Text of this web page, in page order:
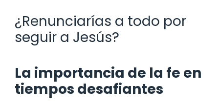
¿Renunciarías a todo por
seguir a Jesús?
La importancia de la fe en
tiempos desafiantes